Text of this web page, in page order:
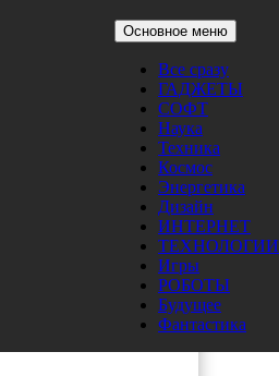
Основное меню
Все сразу
ГАДЖЕТЫ
СОФТ
Наука
Техника
Космос
Энергетика
Дизайн
ИНТЕРНЕТ
ТЕХНОЛОГИИ
Игры
РОБОТЫ
Будущее
Фантастика